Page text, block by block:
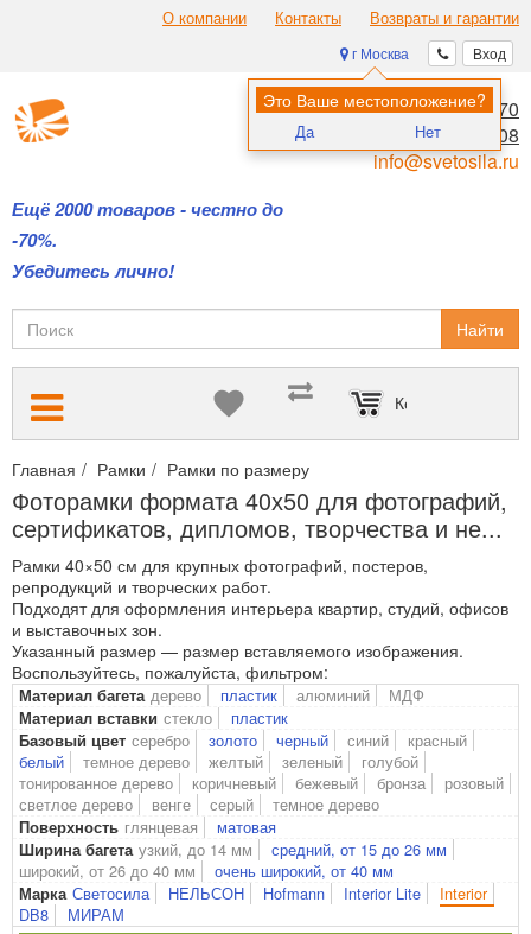
О компании Контакты Возвраты и гарантии
Вход
г Москва
Это Ваше местоположение?
Да Нет
Ещё 2000 товаров - честно до
-70%.
Убедитесь лично!
8 (495) 970-00-70
8 (800) 700-11-08
info@svetosila.ru
Найти
Корзина пуста
Главная Рамки Рамки по размеру
Фоторамки формата 40х50 для фотографий,
сертификатов, дипломов, творчества и не...
Рамки 40×50 см для крупных фотографий, постеров,
репродукций и творческих работ.
Подходят для оформления интерьера квартир, студий, офисов
и выставочных зон.
Указанный размер — размер вставляемого изображения.
Воспользуйтесь, пожалуйста, фильтром:
Материал багета дерево пластик алюминий МДФ
Материал вставки стекло пластик
Базовый цвет серебро золото черный синий
красный
белый
темное дерево желтый зеленый
голубой
тонированное дерево
коричневый бежевый бронза
розовый
светлое дерево
венге серый темное дерево
Поверхность глянцевая матовая
Ширина багета узкий, до 14 мм
средний, от 15 до 26 мм
широкий, от 26 до 40 мм
очень широкий, от 40 мм
Марка Светосила НЕЛЬСОН Hofmann Interior Lite
Interior
DB8
МИРАМ